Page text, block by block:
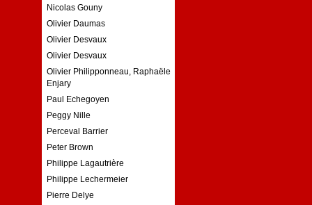
Nicolas Gouny
Olivier Daumas
Olivier Desvaux
Olivier Desvaux
Olivier Philipponneau, Raphaële
Enjary
Paul Echegoyen
Peggy Nille
Perceval Barrier
Peter Brown
Philippe Lagautrière
Philippe Lechermeier
Pierre Delye